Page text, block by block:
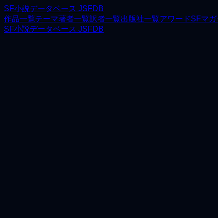
SF小説データベース JSFDB
作品一覧テーマ著者一覧訳者一覧出版社一覧アワードSFマガ
SF小説データベース JSFDB